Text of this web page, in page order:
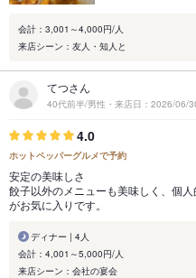
会計：3,001～4,000円/人
来店シーン：友人・知人と
てつさん
40代前半/男性・来店日：2026/06/
4.0
ホットペッパーグルメで予約
安定の美味しさ
餃子以外のメニューも美味しく、個
がお気に入りです。
ディナー | 4人
会計：4,001～5,000円/人
来店シーン：会社の宴会